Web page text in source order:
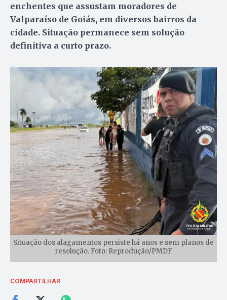
enchentes que assustam moradores de
Valparaíso de Goiás, em diversos bairros da
cidade. Situação permanece sem solução
definitiva a curto prazo.
Situação dos alagamentos persiste há anos e sem planos de
resolução. Foto: Reprodução/PMDF
COMPARTILHAR